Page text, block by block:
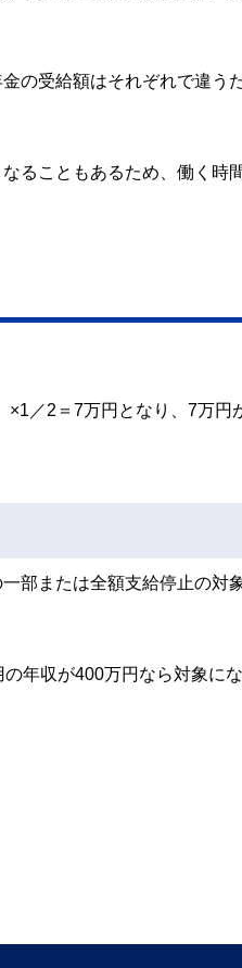
の受給額はそれぞれで違うた
ることもあるため、働く時
×1／2＝7万円となり、7万円
部または全額支給停止の対
年収が400万円なら対象に